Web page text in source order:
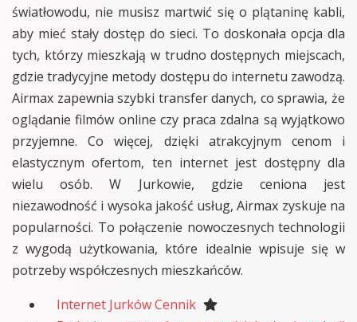
światłowodu, nie musisz martwić się o plątaninę kabli,
aby mieć stały dostęp do sieci. To doskonała opcja dla
tych, którzy mieszkają w trudno dostępnych miejscach,
gdzie tradycyjne metody dostępu do internetu zawodzą.
Airmax zapewnia szybki transfer danych, co sprawia, że
oglądanie filmów online czy praca zdalna są wyjątkowo
przyjemne. Co więcej, dzięki atrakcyjnym cenom i
elastycznym ofertom, ten internet jest dostępny dla
wielu osób. W Jurkowie, gdzie ceniona jest
niezawodność i wysoka jakość usług, Airmax zyskuje na
popularności. To połączenie nowoczesnych technologii
z wygodą użytkowania, które idealnie wpisuje się w
potrzeby współczesnych mieszkańców.
Internet Jurków Cennik